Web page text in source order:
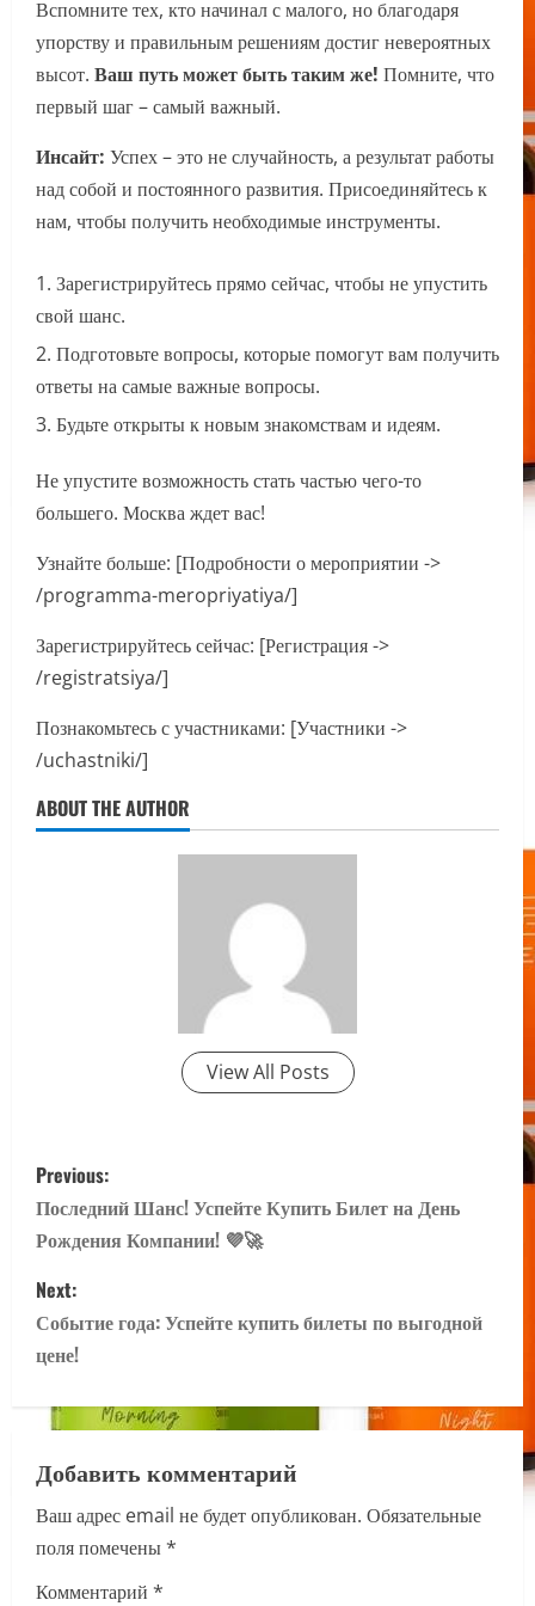
Вспомните тех, кто начинал с малого, но благодаря
упорству и правильным решениям достиг невероятных
высот. Ваш путь может быть таким же! Помните, что
первый шаг – самый важный.
Инсайт: Успех – это не случайность, а результат работы
над собой и постоянного развития. Присоединяйтесь к
нам, чтобы получить необходимые инструменты.
Зарегистрируйтесь прямо сейчас, чтобы не упустить
свой шанс.
Подготовьте вопросы, которые помогут вам получить
ответы на самые важные вопросы.
Будьте открыты к новым знакомствам и идеям.
Не упустите возможность стать частью чего-то
большего. Москва ждет вас!
Узнайте больше: [Подробности о мероприятии ->
/programma-meropriyatiya/]
Зарегистрируйтесь сейчас: [Регистрация ->
/registratsiya/]
Познакомьтесь с участниками: [Участники ->
/uchastniki/]
ABOUT THE AUTHOR
View All Posts
P
o
s
t
n
a
v
i
g
Previous:
Последний Шанс! Успейте Купить Билет на День
Рождения Компании! 💜🚀
Next:
Событие года: Успейте купить билеты по выгодной
цене!
Добавить комментарий
Ваш адрес email не будет опубликован. Обязательные
поля помечены*
Комментарий *